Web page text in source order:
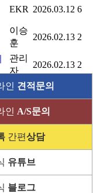
EKR 2026.03.12 6
이승
훈
2026.02.13 2
관리
자
2026.02.13 2
권순
민
2026.01.16
손광
락
2026.01.11
관리
자
2026.01.12 1
안영
현
2025.11.24 3
인 견적문의
인 A/S문의
간편상담
유튜브
블로그